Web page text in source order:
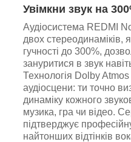
Увімкни звук на
Аудіосистема REDMI
двох стереодинаміків,
гучності до 300%,
зануритися в звук
Технологія Dolby
аудіосцени: ти точно
динаміку кожного
музика, гра чи відео.
підтверджує
найтонших відтінків